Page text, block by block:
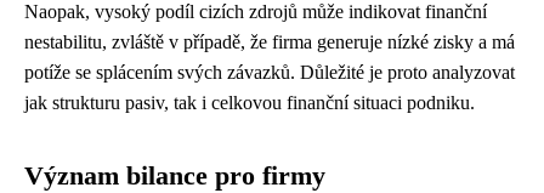
Naopak, vysoký podíl cizích zdrojů může indikovat finanční
nestabilitu, zvláště v případě, že firma generuje nízké zisky a má
potíže se splácením svých závazků. Důležité je proto analyzovat
jak strukturu pasiv, tak i celkovou finanční situaci podniku.
Význam bilance pro firmy